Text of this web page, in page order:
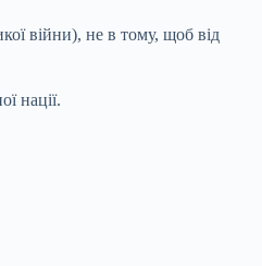
війни), не в тому, щоб від
нації.